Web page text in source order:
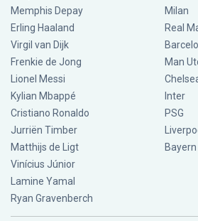
Memphis Depay
Erling Haaland
Virgil van Dijk
Frenkie de Jong
Lionel Messi
Kylian Mbappé
Cristiano Ronaldo
Jurriën Timber
Matthijs de Ligt
Vinícius Júnior
Lamine Yamal
Ryan Gravenberch
Milan
Real
Man
Inter
PSG
Bayern